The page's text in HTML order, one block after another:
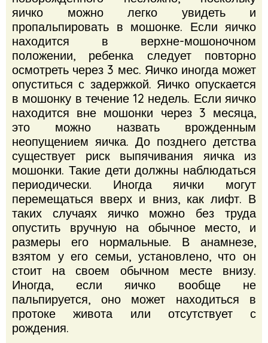
яичко можно легко увидеть и
пропальпировать в мошонке. Если яичко
находится в верхне-мошоночном
положении, ребенка следует повторно
осмотреть через 3 мес. Яичко иногда может
опуститься с задержкой. Яичко опускается
в мошонку в течение 12 недель. Если яичко
находится вне мошонки через 3 месяца,
это можно назвать врожденным
неопущением яичка. До позднего детства
существует риск выпячивания яичка из
мошонки. Такие дети должны наблюдаться
периодически. Иногда яички могут
перемещаться вверх и вниз, как лифт. В
таких случаях яичко можно без труда
опустить вручную на обычное место, и
размеры его нормальные. В анамнезе,
взятом у его семьи, установлено, что он
стоит на своем обычном месте внизу.
Иногда, если яичко вообще не
пальпируется, оно может находиться в
протоке живота или отсутствует с
рождения.